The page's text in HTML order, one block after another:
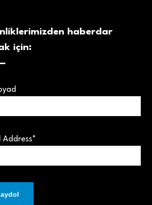
haberdar
için:
Address*